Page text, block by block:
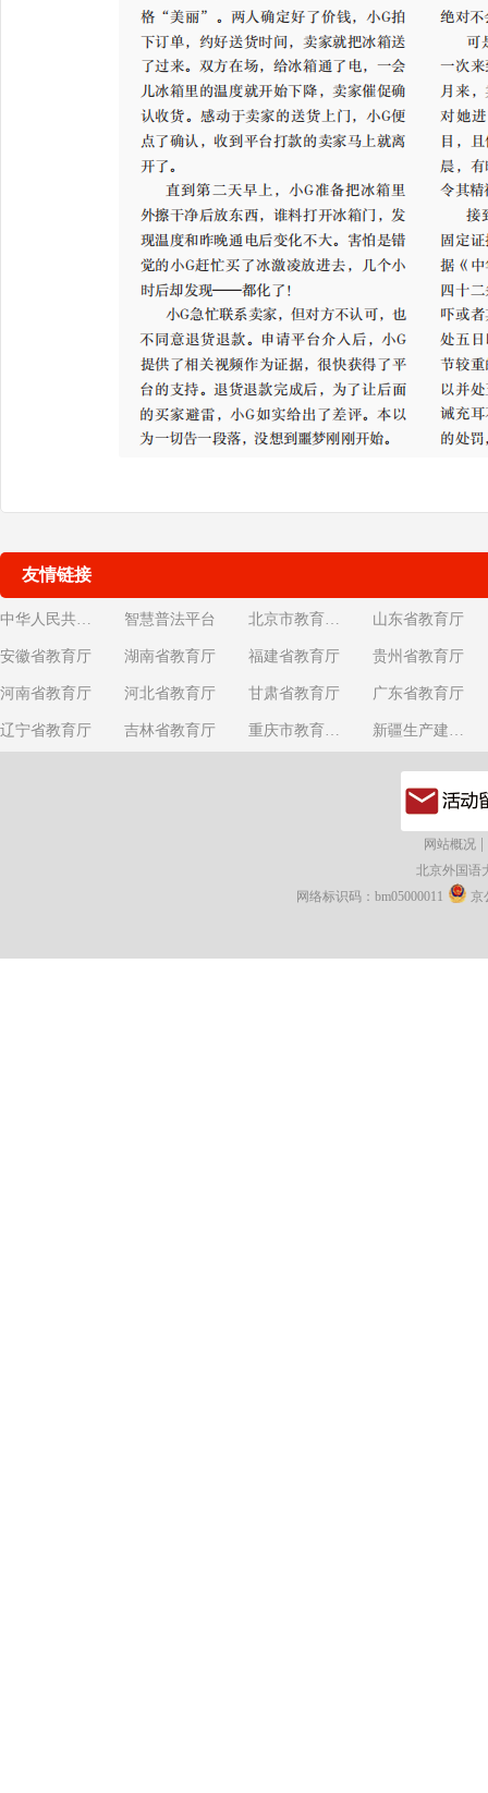
友情链接
中华人民共和国教育部 智慧普法平台 北京市教育委员会 山东省教育厅
安徽省教育厅 湖南省教育厅 福建省教育厅 贵州省教育厅
河南省教育厅 河北省教育厅 甘肃省教育厅 广东省教育厅
辽宁省教育厅 吉林省教育厅 重庆市教育委员会 新疆生产建设兵团教育局
网站概况
北京外国语
网络标识码：bm05000011
京